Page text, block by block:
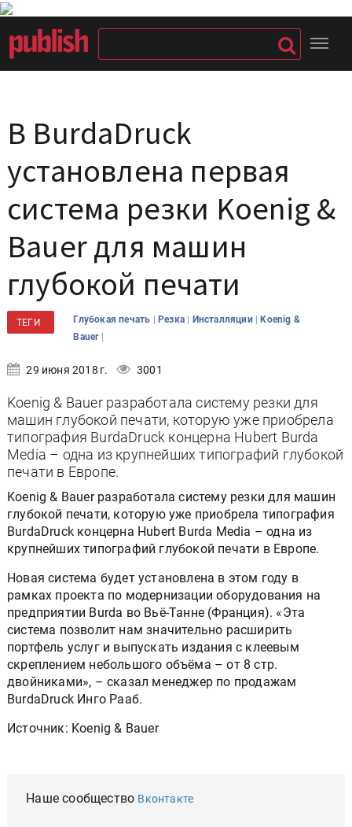
В BurdaDruck
установлена первая
система резки Koenig &
Bauer для машин
глубокой печати
ТЕГИ Глубокая печать | Резка | Инсталляции |Koenig &
Bauer |
29 июня 2018 г. 3001
Koenig & Bauer разработала систему резки для
машин глубокой печати, которую уже приобрела
типография BurdaDruck концерна Hubert Burda
Media – одна из крупнейших типографий глубокой
печати в Европе.
Koenig & Bauer разработала систему резки для машин
глубокой печати, которую уже приобрела типография
BurdaDruck концерна Hubert Burda Media – одна из
крупнейших типографий глубокой печати в Европе.
Новая система будет установлена в этом году в
рамках проекта по модернизации оборудования на
предприятии Burda во Вьё-Танне (Франция). «Эта
система позволит нам значительно расширить
портфель услуг и выпускать издания с клеевым
скреплением небольшого объёма – от 8 стр.
двойниками», – сказал менеджер по продажам
BurdaDruck Инго Рааб.
Источник: Koenig & Bauer
Наше сообщество Вконтакте